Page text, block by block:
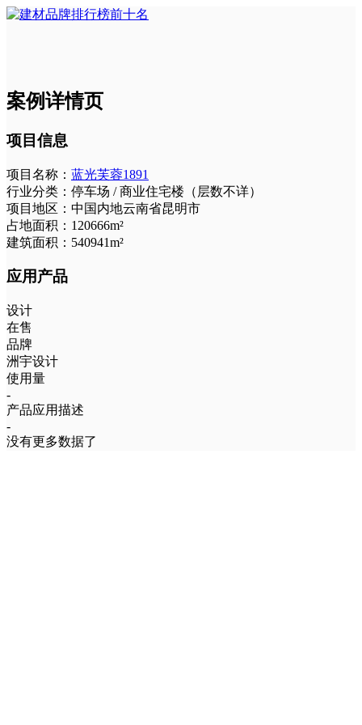
案例详情页
项目信息
项目名称： 蓝光芙蓉1891
行业分类： 停车场 / 商业住宅楼（层数不详）
项目地区： 中国内地云南省昆明市
占地面积： 120666m²
建筑面积： 540941m²
应用产品
设计
在售
品牌
洲宇设计
使用量
-
产品应用描述
-
没有更多数据了